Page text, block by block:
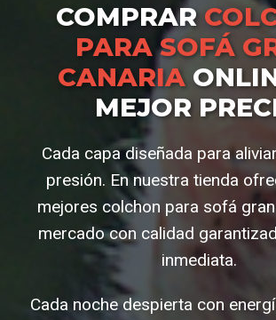
COMPRAR
PARA SOFÁ
CANARIA
MEJOR
Cada capa diseñada para
presión. En nuestra tienda
mejores colchon para sofá
mercado con calidad
inmediata.
Cada noche despierta con